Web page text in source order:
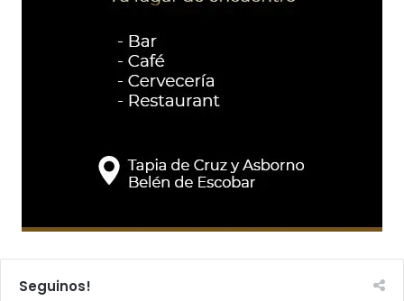
Seguinos!